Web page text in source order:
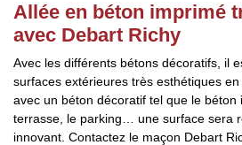
Allée en béton imprimé
avec Debart Richy
Avec les différents bétons décoratifs, il
surfaces extérieures très esthétiques en
avec un béton décoratif tel que le béton
terrasse, le parking… une surface sera
innovant. Contactez le maçon Debart